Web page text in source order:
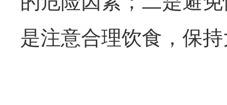
是注意合理饮食，保